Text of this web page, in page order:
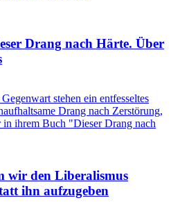
Drang nach Härte. Über
stehen ein entfesseltes
Drang nach Zerstörung,
ihrem Buch "Dieser Drang nach
wir den Liberalismus
ihn aufzugeben